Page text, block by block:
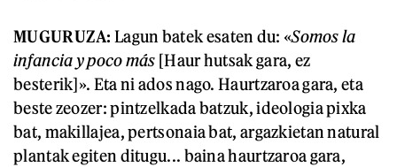
MUGURUZA: Lagun batek esaten du: «Somos la
infancia y poco más [Haur hutsak gara, ez
besterik]». Eta ni ados nago. Haurtzaroa gara, eta
beste zeozer: pintzelkada batzuk, ideologia pixka
bat, makillajea, pertsonaia bat, argazkietan natural
plantak egiten ditugu... baina haurtzaroa gara,